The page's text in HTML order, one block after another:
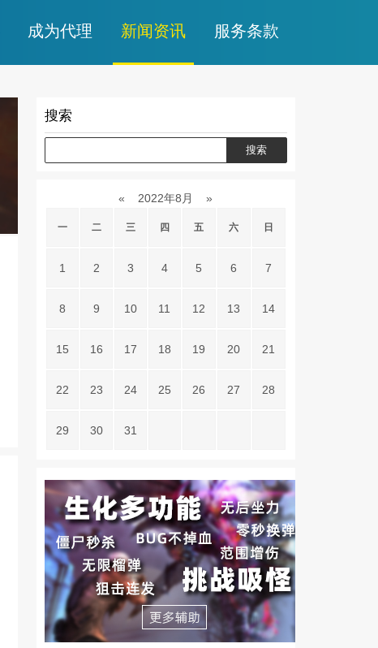
成为代理 新闻资讯 服务条款
搜索
« 2022年8月 »
一 二 三 四 五 六 日
1 2 3 4 5 6 7
8 9 10 11 12 13 14
15 16 17 18 19 20 21
22 23 24 25 26 27 28
29 30 31